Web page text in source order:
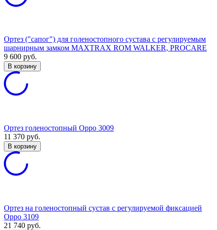
Ортез ("сапог") для голеностопного сустава с регулируемым
шарнирным замком MAXTRAX ROM WALKER, PROCARE
9 600 руб.
В корзину
Ортез голеностопный Орро 3009
11 370 руб.
В корзину
Ортез на голеностопный сустав с регулируемой фиксацией
Oppo 3109
21 740 руб.